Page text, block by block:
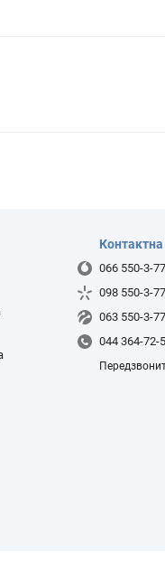
066 550-3-
098 550-3-
063 550-3-
044 364-72-